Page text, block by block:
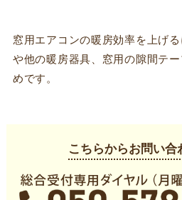
窓用エアコンの暖房効率を上げ
や他の暖房器具、窓用の隙間テ
めです。
こちらからお問い合